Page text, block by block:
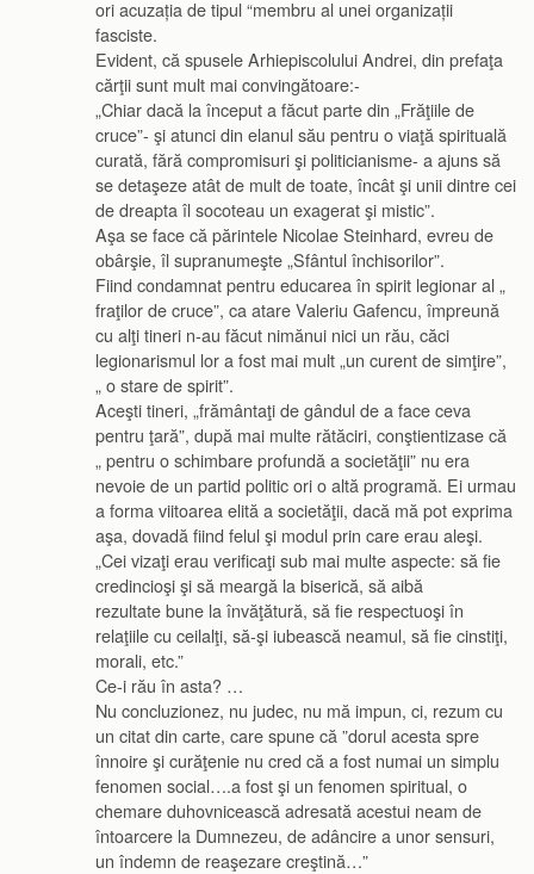
ori acuzația de tipul “membru al unei organizații
fasciste.
Evident, că spusele Arhiepiscolului Andrei, din prefaţa
cărţii sunt mult mai convingătoare:-
„Chiar dacă la început a făcut parte din „Frăţiile de
cruce”- şi atunci din elanul său pentru o viaţă spirituală
curată, fără compromisuri şi politicianisme- a ajuns să
se detaşeze atât de mult de toate, încât şi unii dintre cei
de dreapta îl socoteau un exagerat şi mistic”.
Aşa se face că părintele Nicolae Steinhard, evreu de
obârşie, îl supranumeşte „Sfântul închisorilor”.
Fiind condamnat pentru educarea în spirit legionar al „
fraţilor de cruce”, ca atare Valeriu Gafencu, împreună
cu alţi tineri n-au făcut nimănui nici un rău, căci
legionarismul lor a fost mai mult „un curent de simţire”,
„ o stare de spirit”.
Aceşti tineri, „frământaţi de gândul de a face ceva
pentru ţară”, după mai multe rătăciri, conştientizase că
„ pentru o schimbare profundă a societăţii” nu era
nevoie de un partid politic ori o altă programă. Ei urmau
a forma viitoarea elită a societăţii, dacă mă pot exprima
aşa, dovadă fiind felul şi modul prin care erau aleşi.
„Cei vizaţi erau verificaţi sub mai multe aspecte: să fie
credincioşi şi să meargă la biserică, să aibă
rezultate bune la învăţătură, să fie respectuoşi în
relaţiile cu ceilalţi, să-şi iubească neamul, să fie cinstiţi,
morali, etc.”
Ce-i rău în asta? …
Nu concluzionez, nu judec, nu mă impun, ci, rezum cu
un citat din carte, care spune că ”dorul acesta spre
înnoire şi curăţenie nu cred că a fost numai un simplu
fenomen social….a fost şi un fenomen spiritual, o
chemare duhovnicească adresată acestui neam de
întoarcere la Dumnezeu, de adâncire a unor sensuri,
un îndemn de reaşezare creştină…”